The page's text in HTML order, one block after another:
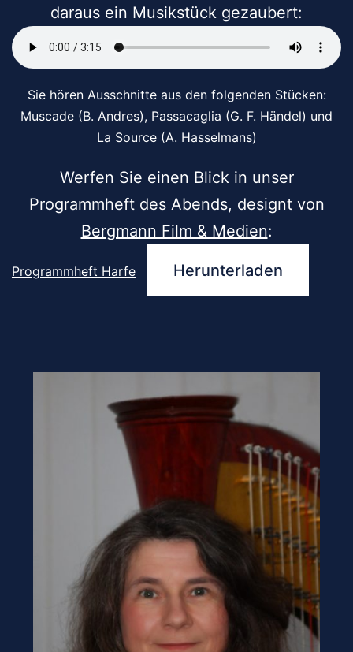
daraus ein Musikstück gezaubert:
Sie hören Ausschnitte aus den folgenden Stücken:
Muscade (B. Andres), Passacaglia (G. F. Händel) und
La Source (A. Hasselmans)
Werfen Sie einen Blick in unser
Programmheft des Abends, designt von
Bergmann Film & Medien:
Programmheft Harfe Herunterladen